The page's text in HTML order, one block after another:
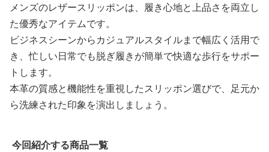
メンズのレザースリッポンは、履き心地と上品さを両立し
た優秀なアイテムです。
ビジネスシーンからカジュアルスタイルまで幅広く活用で
き、忙しい日常でも脱ぎ履きが簡単で快適な歩行をサポー
トします。
本革の質感と機能性を重視したスリッポン選びで、足元か
ら洗練された印象を演出しましょう。
今回紹介する商品一覧